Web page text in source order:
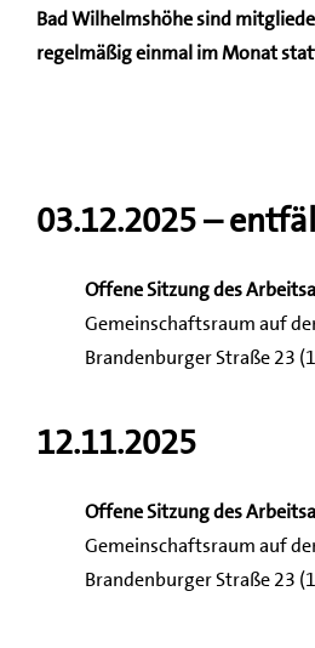
Bad Wilhelmshöhe sind
regelmäßig einmal im Monat
03.12.2025 –
Offene Sitzung des
Gemeinschaftsraum auf
Brandenburger Straße 23
12.11.2025
Offene Sitzung des
Gemeinschaftsraum auf
Brandenburger Straße 23